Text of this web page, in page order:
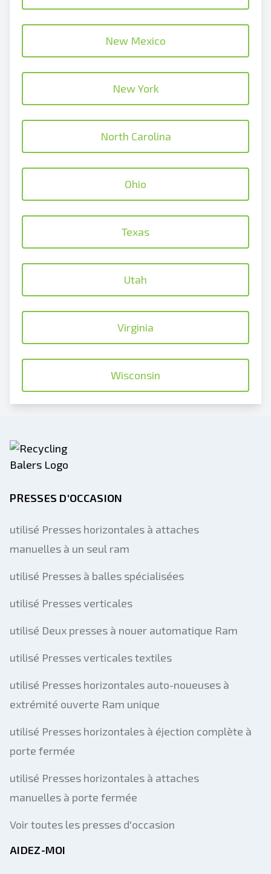
New Mexico
New York
North Carolina
Ohio
Texas
Utah
Virginia
Wisconsin
PRESSES D'OCCASION
utilisé Presses horizontales à attaches
manuelles à un seul ram
utilisé Presses à balles spécialisées
utilisé Presses verticales
utilisé Deux presses à nouer automatique Ram
utilisé Presses verticales textiles
utilisé Presses horizontales auto-noueuses à
extrémité ouverte Ram unique
utilisé Presses horizontales à éjection complète à
porte fermée
utilisé Presses horizontales à attaches
manuelles à porte fermée
Voir toutes les presses d'occasion
AIDEZ-MOI